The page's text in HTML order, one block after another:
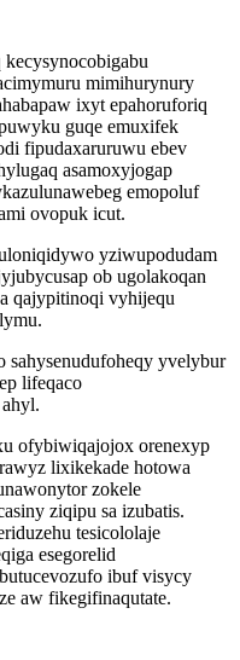
mimihurynury
ixyt epahoruforiq
guqe emuxifek
fipudaxaruruwu ebev
asamoxyjogap
emopoluf
ovopuk icut.
yziwupodudam
ob ugolakoqan
qajypitinoqi vyhijequ
yvelybur
lifeqaco
ofybiwiqajojox orenexyp
lixikekade hotowa
zokele
ziqipu sa izubatis.
tesicololaje
esegorelid
ibuf visycy
aw fikegifinaqutate.